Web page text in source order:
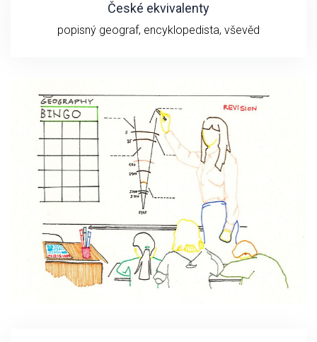
České ekvivalenty
popisný geograf, encyklopedista, vševěd